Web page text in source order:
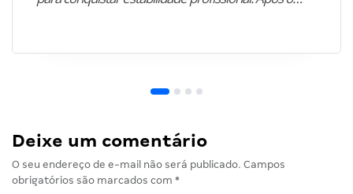
Deixe um comentário
O seu endereço de e-mail não será publicado. Campos
obrigatórios são marcados com *